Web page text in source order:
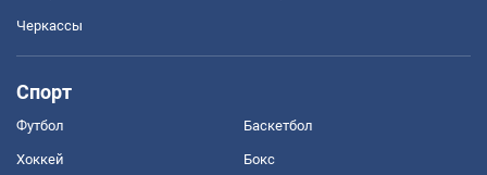
Черкассы
Спорт
Футбол Баскетбол
Хоккей Бокс